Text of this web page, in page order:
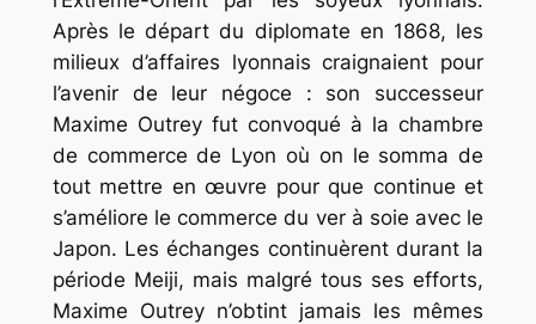
Après le départ du diplomate en 1868, les
milieux d’affaires lyonnais craignaient pour
l’avenir de leur négoce : son successeur
Maxime Outrey fut convoqué à la chambre
de commerce de Lyon où on le somma de
tout mettre en œuvre pour que continue et
s’améliore le commerce du ver à soie avec le
Japon. Les échanges continuèrent durant la
période Meiji, mais malgré tous ses efforts,
Maxime Outrey n’obtint jamais les mêmes